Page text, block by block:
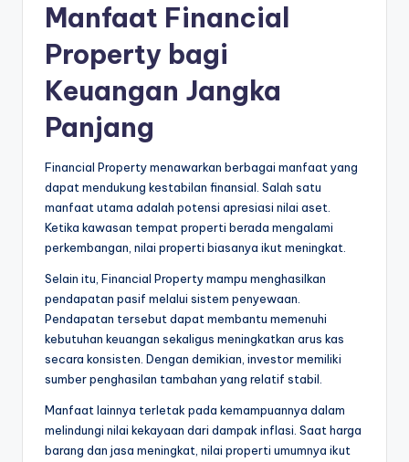
Manfaat Financial
Property bagi
Keuangan Jangka
Panjang
Financial Property menawarkan berbagai manfaat yang
dapat mendukung kestabilan finansial. Salah satu
manfaat utama adalah potensi apresiasi nilai aset.
Ketika kawasan tempat properti berada mengalami
perkembangan, nilai properti biasanya ikut meningkat.
Selain itu, Financial Property mampu menghasilkan
pendapatan pasif melalui sistem penyewaan.
Pendapatan tersebut dapat membantu memenuhi
kebutuhan keuangan sekaligus meningkatkan arus kas
secara konsisten. Dengan demikian, investor memiliki
sumber penghasilan tambahan yang relatif stabil.
Manfaat lainnya terletak pada kemampuannya dalam
melindungi nilai kekayaan dari dampak inflasi. Saat harga
barang dan jasa meningkat, nilai properti umumnya ikut